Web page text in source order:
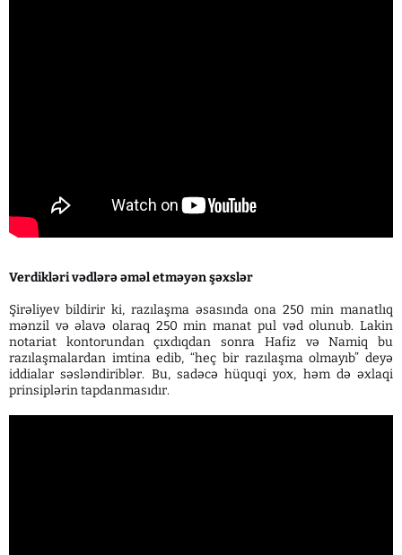
Verdikləri vədlərə əməl etməyən şəxslər
Şirəliyev bildirir ki, razılaşma əsasında ona 250 min manatlıq
mənzil və əlavə olaraq 250 min manat pul vəd olunub. Lakin
notariat kontorundan çıxdıqdan sonra Hafiz və Namiq bu
razılaşmalardan imtina edib, “heç bir razılaşma olmayıb” deyə
iddialar səsləndiriblər. Bu, sadəcə hüquqi yox, həm də əxlaqi
prinsiplərin tapdanmasıdır.